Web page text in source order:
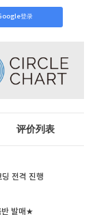
登录
评价列表
전격 진행
반 발매★